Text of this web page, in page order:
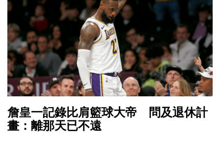
詹皇一記錄比肩籃球大帝 問及退休計
畫：離那天已不遠